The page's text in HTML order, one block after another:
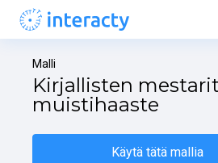
Malli
Kirjallisten
muistihaaste
Käytä tätä mallia